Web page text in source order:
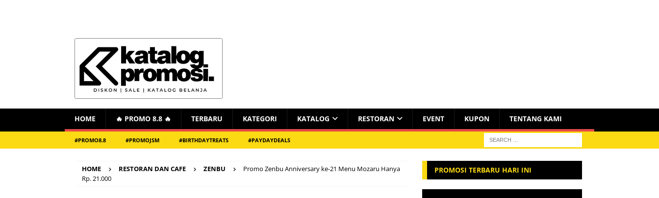
HOME 🔥 PROMO 8.8 🔥 TERBARU KATEGORI KATALOG RESTORAN EVENT KUPON TENTANG KAMI
#PROMO8.8 #PROMOJSM #BIRTHDAYTREATS #PAYDAYDEALS
HOME RESTORAN DAN CAFE ZENBU
Promo Zenbu Anniversary ke-21 Menu Mozaru Hanya
Rp. 21.000
PROMOSI TERBARU HARI INI